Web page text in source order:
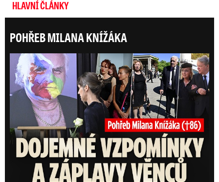
HLAVNÍ ČLÁNKY
POHŘEB MILANA KNÍŽÁKA